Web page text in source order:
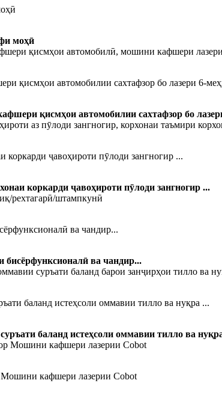
моҳӣ
қисмҳои автомобилии сахтафзор бо лазери 6-
қисмҳои автомобилии сахтафзор бо
ҷавоҳироти пӯлоди зангногир ...
коркарди ҷавоҳироти пӯлоди зангногир ...
ва чандир...
бисёрфунксионалӣ ва чандир...
баланд истеҳсоли оммавии тилло ва нуқра ...
баланд истеҳсоли оммавии тилло ва
Мошини кафшери лазерии Cobot